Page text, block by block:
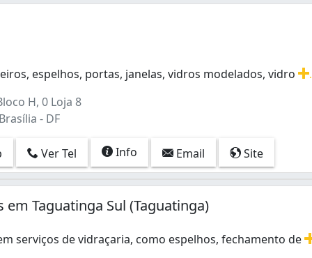
(2)
(4)
(1)
espelhos, portas, janelas, vidros modelados, vidro
H, 0 Loja 8
- DF
Ver Tel Info Email Site
em Taguatinga Sul (Taguatinga)
serviços de vidraçaria, como espelhos, fechamento de